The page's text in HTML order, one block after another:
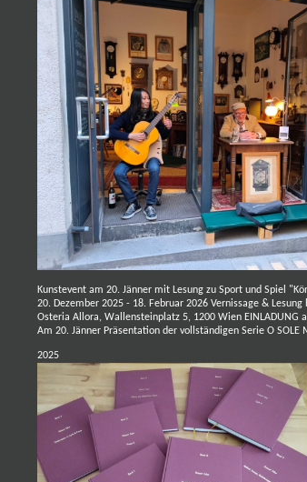
Kunstevent am 20. Jänner mit Lesung zu Sport und Spiel
20. Dezember 2025 - 18. Februar 2026 Vernissage & Lesung
Osteria Allora, Wallensteinplatz 5, 1200 Wien EINLADUNG
Am 20. Jänner Präsentation der vollständigen Serie O SOLE
2025